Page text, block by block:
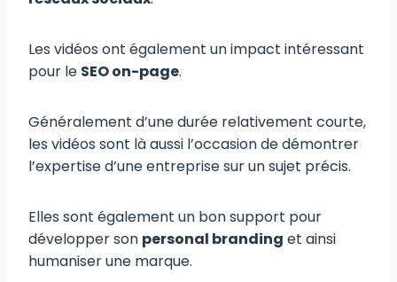
Les vidéos ont également un impact intéressant
pour le SEO on-page.
Généralement d’une durée relativement courte,
les vidéos sont là aussi l’occasion de démontrer
l’expertise d’une entreprise sur un sujet précis.
Elles sont également un bon support pour
développer son personal branding et ainsi
humaniser une marque.